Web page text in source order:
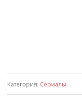
Категория: Сериалы